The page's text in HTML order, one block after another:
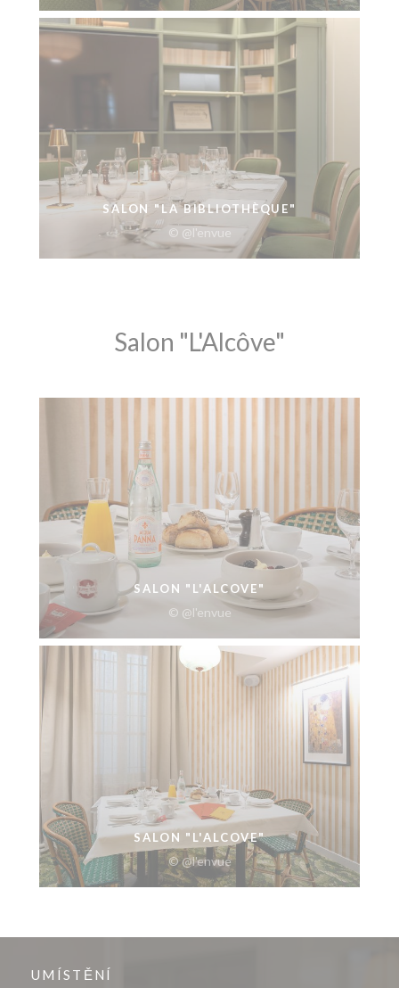
SALON "LA BIBLIOTHÈQUE"
© @l'envue
Salon "L'Alcôve"
SALON "L'ALCOVE"
© @l'envue
SALON "L'ALCOVE"
© @l'envue
UMÍSTĚNÍ